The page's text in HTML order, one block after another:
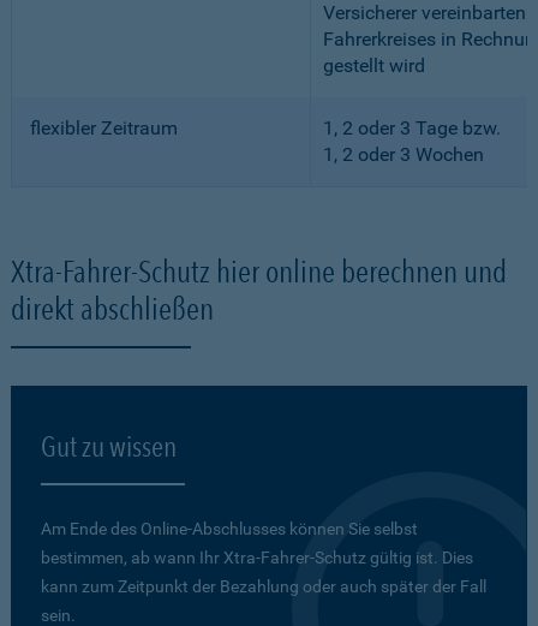
Versicherer vereinbarten
Fahrerkreises in
gestellt wird
flexibler Zeitraum
1, 2 oder 3 Tage bzw.
1, 2 oder 3 Wochen
Xtra-Fahrer-Schutz hier online berechnen und
direkt abschließen
Gut zu wissen
Am Ende des Online-Abschlusses können Sie selbst
bestimmen, ab wann Ihr Xtra-Fahrer-Schutz gültig ist. Dies
kann zum Zeitpunkt der Bezahlung oder auch später der Fall
sein.